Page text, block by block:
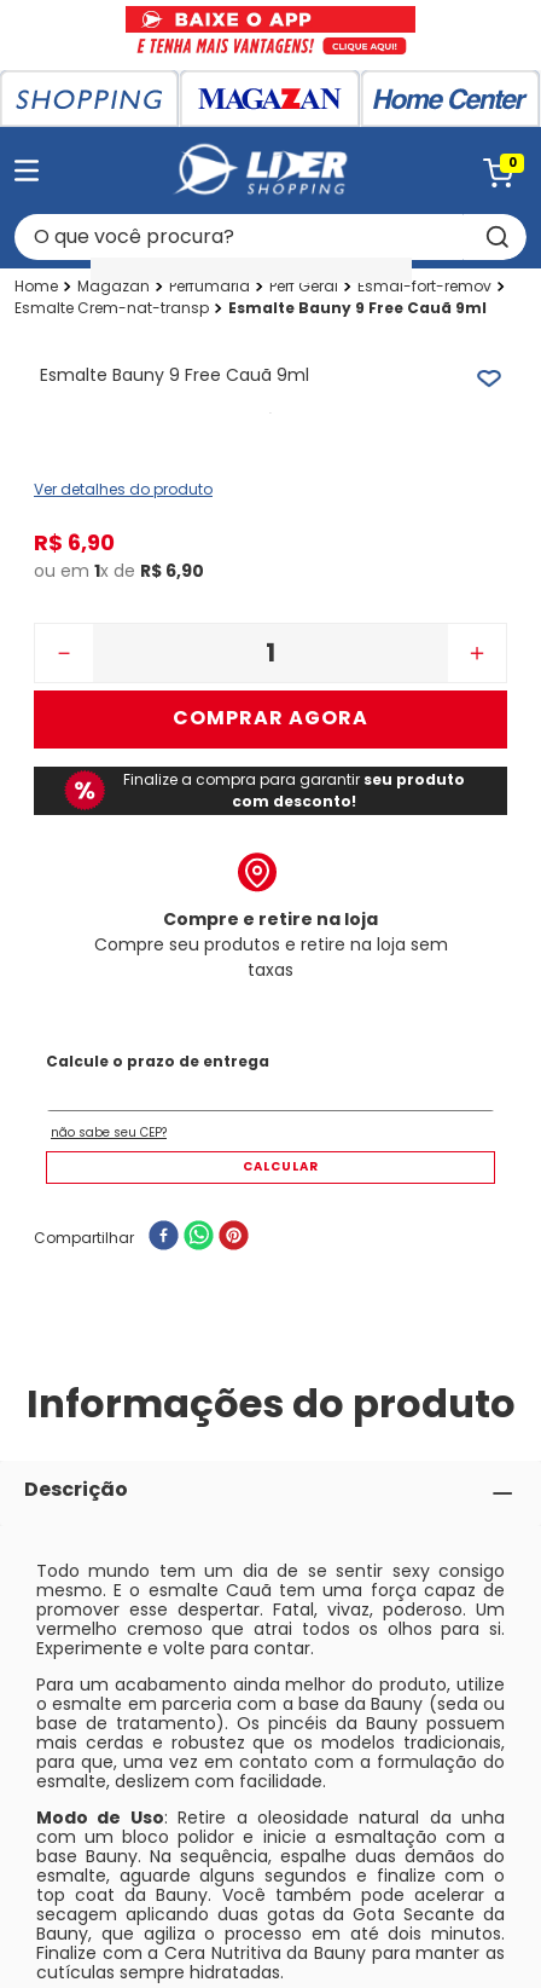
0
O que você procura?
Magazan Perfumaria Perf Geral
Esmal-fort-remov
Esmalte Crem-nat-transp
Esmalte Bauny 9 Free Cauã 9ml
Esmalte Bauny 9 Free Cauã 9ml
Ver detalhes do produto
R$ 6,90
ou em 1x de R$ 6,90
＋
－
COMPRAR AGORA
Finalize a compra para garantir seu produto
com desconto!
Compre e retire na loja
Compre seu produtos e retire na loja sem
taxas
Compartilhar
Informações do produto
Descrição
Todo mundo tem um dia de se sentir sexy consigo
mesmo. E o esmalte Cauã tem uma força capaz de
promover esse despertar. Fatal, vivaz, poderoso. Um
vermelho cremoso que atrai todos os olhos para si.
Experimente e volte para contar.
Para um acabamento ainda melhor do produto, utilize
o esmalte em parceria com a base da Bauny (seda ou
base de tratamento). Os pincéis da Bauny possuem
mais cerdas e robustez que os modelos tradicionais,
para que, uma vez em contato com a formulação do
esmalte, deslizem com facilidade.
Modo de Uso: Retire a oleosidade natural da unha
com um bloco polidor e inicie a esmaltação com a
base Bauny. Na sequência, espalhe duas demãos do
esmalte, aguarde alguns segundos e finalize com o
top coat da Bauny. Você também pode acelerar a
secagem aplicando duas gotas da Gota Secante da
Bauny, que agiliza o processo em até dois minutos.
Finalize com a Cera Nutritiva da Bauny para manter as
cutículas sempre hidratadas.